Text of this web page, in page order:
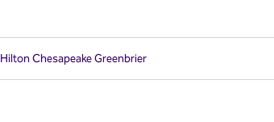
Chesapeake Greenbrier